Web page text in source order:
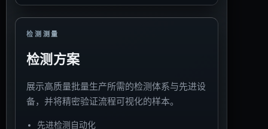
检测测量
检测方案
展示高质量批量生产所需的检测体系与先进设
备，并将精密验证流程可视化的样本。
先进检测自动化